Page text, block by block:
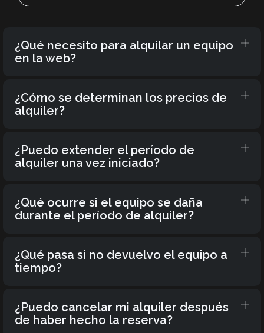
¿Qué necesito para alquilar un equipo
en la web?
¿Cómo se determinan los precios de
alquiler?
¿Puedo extender el período de
alquiler una vez iniciado?
¿Qué ocurre si el equipo se daña
durante el período de alquiler?
¿Qué pasa si no devuelvo el equipo a
tiempo?
¿Puedo cancelar mi alquiler después
de haber hecho la reserva?